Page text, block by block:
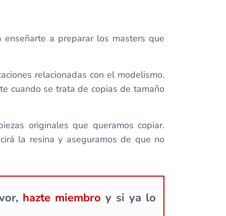
a preparar los masters que
relacionadas con el modelismo.
cuando se trata de copias de tamaño
originales que queramos copiar.
la resina y aseguramos de que no
hazte miembro y si ya lo